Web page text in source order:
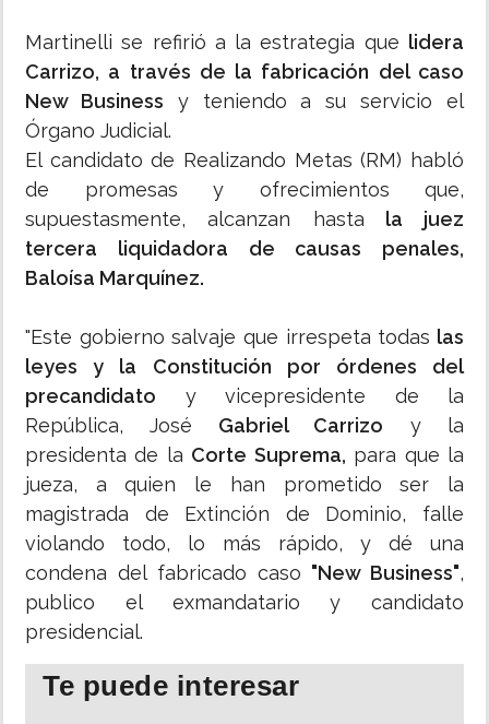
Martinelli se refirió a la estrategia que lidera
Carrizo, a través de la fabricación del caso
New Business y teniendo a su servicio el
Órgano Judicial.
El candidato de Realizando Metas (RM) habló
de promesas y ofrecimientos que,
supuestasmente, alcanzan hasta la juez
tercera liquidadora de causas penales,
Baloísa Marquínez.
"Este gobierno salvaje que irrespeta todas las
leyes y la Constitución por órdenes del
precandidato y vicepresidente de la
República, José Gabriel Carrizo y la
presidenta de la Corte Suprema, para que la
jueza, a quien le han prometido ser la
magistrada de Extinción de Dominio, falle
violando todo, lo más rápido, y dé una
condena del fabricado caso "New Business",
publico el exmandatario y candidato
presidencial.
Te puede interesar